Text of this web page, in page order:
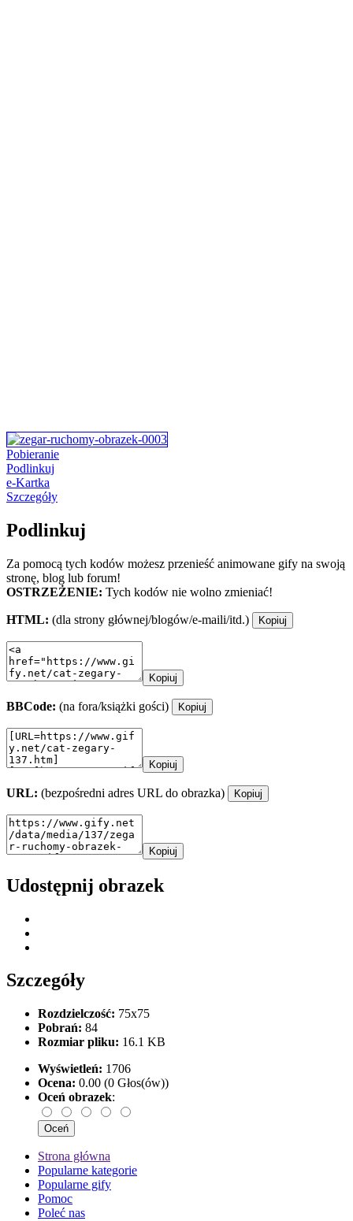
Pobieranie
Podlinkuj
e-Kartka
Szczegóły
Podlinkuj
Za pomocą tych kodów możesz przenieść animowane gify na swoją
stronę, blog lub forum!
OSTRZEŻENIE: Tych kodów nie wolno zmieniać!
HTML: (dla strony głównej/blogów/e-maili/itd.) Kopiuj
Kopiuj
BBCode: (na fora/książki gości) Kopiuj
Kopiuj
URL: (bezpośredni adres URL do obrazka) Kopiuj
Kopiuj
Udostępnij obrazek
Szczegóły
Rozdzielczość: 75x75
Pobrań: 84
Rozmiar pliku: 16.1 KB
Wyświetleń: 1706
Ocena: 0.00 (0 Głos(ów))
Oceń obrazek:
Strona główna
Popularne kategorie
Popularne gify
Pomoc
Poleć nas